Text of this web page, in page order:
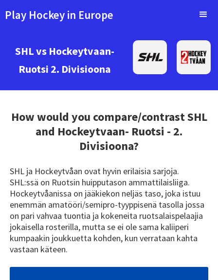
Play Hockey in Europe
SHL vs Hockeytvaan-
Ruotsi 2. Divisioona
How would you compare/contrastSHL
and Hockeytvaan- Ruotsi - 2.
Divisioona?
SHL ja Hockeytvåan ovat hyvin erilaisia sarjoja.
SHL:ssä on Ruotsin huipputason ammattilaisliiga.
Hockeytvåanissa on jääkiekon neljäs taso, joka istuu
enemmän amatööri/semipro-tyyppisenä tasolla jossa
on pari vahvaa tuontia ja kokeneita ruotsalaispelaajia
jokaisella rosterilla, mutta se ei ole sama kaliiperi
kumpaakin joukkuetta kohden, kun verrataan kahta
vastaan käteen.